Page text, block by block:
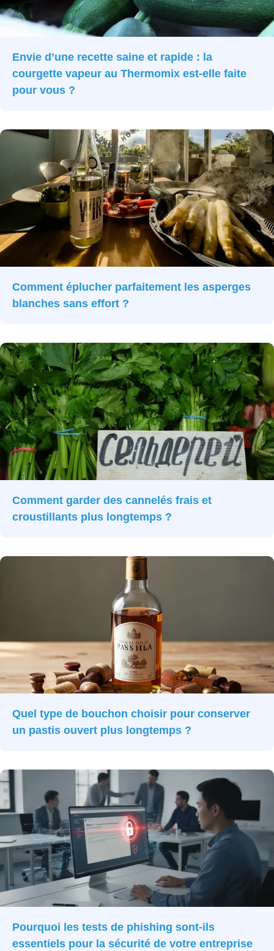
Envie d’une recette saine et rapide : la
courgette vapeur au Thermomix est-elle faite
pour vous ?
Comment éplucher parfaitement les asperges
blanches sans effort ?
Comment garder des cannelés frais et
croustillants plus longtemps ?
Quel type de bouchon choisir pour conserver
un pastis ouvert plus longtemps ?
Pourquoi les tests de phishing sont-ils
essentiels pour la sécurité de votre entreprise